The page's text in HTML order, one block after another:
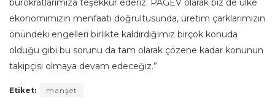
bürokratlarımıza teşekkür ederiz. PAGEV olarak biz de ülke
ekonomimizin menfaati doğrultusunda, üretim çarklarımızın
önündeki engelleri birlikte kaldırdığımız birçok konuda
olduğu gibi bu sorunu da tam olarak çözene kadar konunun
takipçisi olmaya devam edeceğiz.”
Etiket: manşet